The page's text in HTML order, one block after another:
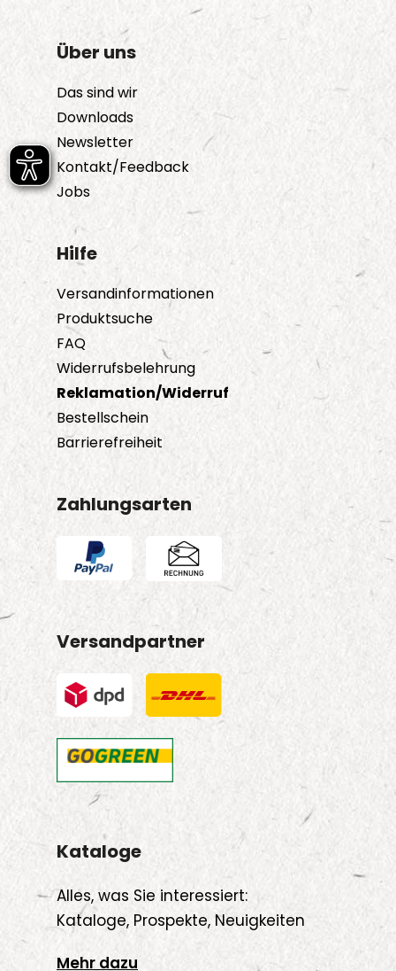
Über uns
Das sind wir
Downloads
Newsletter
Kontakt/Feedback
Jobs
Hilfe
Versandinformationen
Produktsuche
FAQ
Widerrufsbelehrung
Reklamation/Widerruf
Bestellschein
Barrierefreiheit
Zahlungsarten
Versandpartner
Kataloge
Alles, was Sie interessiert:
Kataloge, Prospekte, Neuigkeiten
Mehr dazu